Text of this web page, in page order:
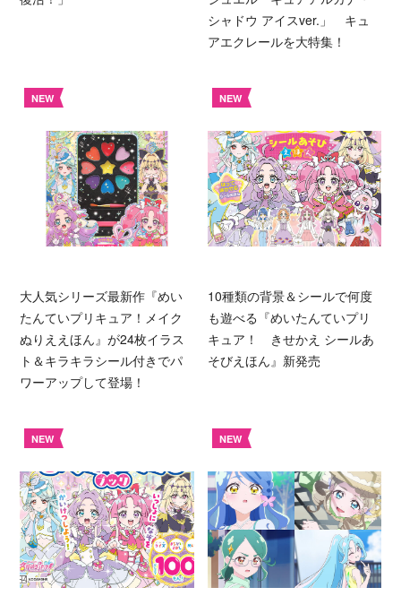
シャドウ アイスver.」 キュ
アエクレールを大特集！
NEW
大人気シリーズ最新作『めい
たんていプリキュア！メイク
ぬりええほん』が24枚イラス
ト＆キラキラシール付きでパ
ワーアップして登場！
NEW
10種類の背景＆シールで何度
も遊べる『めいたんていプリ
キュア！ きせかえ シールあ
そびえほん』新発売
NEW NEW